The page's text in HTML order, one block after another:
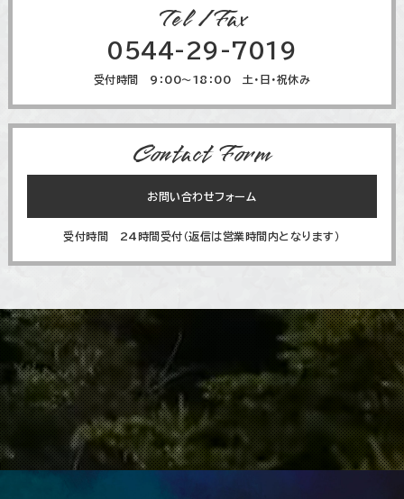
Tel / Fax
0544-29-7019
受付時間 9：00～18：00 土・日・祝休み
Contact Form
お問い合わせフォーム
受付時間 24時間受付（返信は営業時間内となります）